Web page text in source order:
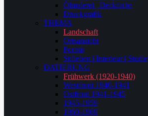
Ölmalerei | Deckfarbe
Druckgrafik
THEMA
Landschaft
Ortsansicht
Porträt
Stilleben | Interieur | Studie
DATIERUNG
Frühwerk (1920-1940)
Westfront 1940-1941
Ostfront 1941-1945
1945-1959
1960-1969